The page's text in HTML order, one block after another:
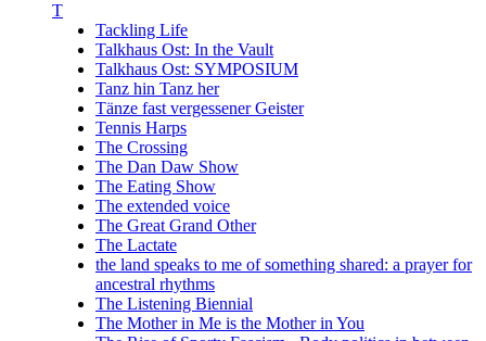
T
Tackling Life
Talkhaus Ost: In the Vault
Talkhaus Ost: SYMPOSIUM
Tanz hin Tanz her
Tänze fast vergessener Geister
Tennis Harps
The Crossing
The Dan Daw Show
The Eating Show
The extended voice
The Great Grand Other
The Lactate
the land speaks to me of something shared: a prayer for
ancestral rhythms
The Listening Biennial
The Mother in Me is the Mother in You